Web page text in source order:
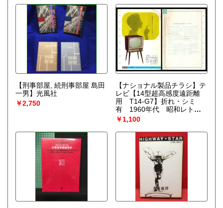
【刑事部屋, 続刑事部屋 島田
一男】光風社
￥2,750
【ナショナル製品チラシ】テ
レビ【14型超高感度遠距離
用 T14-G7】折れ・シミ
有 1960年代 昭和レト
ロ 家電 電化製品 モダン
デザイン
￥1,100